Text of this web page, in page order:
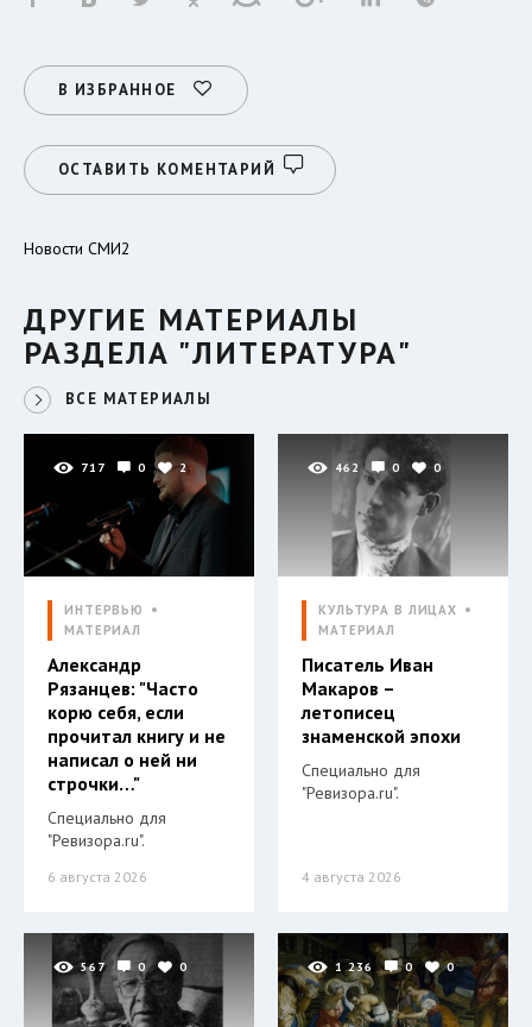
В ИЗБРАННОЕ
ОСТАВИТЬ КОМЕНТАРИЙ
Новости СМИ2
ДРУГИЕ МАТЕРИАЛЫ
РАЗДЕЛА "ЛИТЕРАТУРА"
ВСЕ МАТЕРИАЛЫ
717 0 2
ИНТЕРВЬЮ
МАТЕРИАЛ
Александр
Рязанцев: "Часто
корю себя, если
прочитал книгу и не
написал о ней ни
строчки…"
Специально для
"Ревизора.ru".
6 августа 2026
462 0 0
КУЛЬТУРА В ЛИЦАХ
МАТЕРИАЛ
Писатель Иван
Макаров –
летописец
знаменской эпохи
Специально для
"Ревизора.ru".
4 августа 2026
567 0 0 1 236 0 0